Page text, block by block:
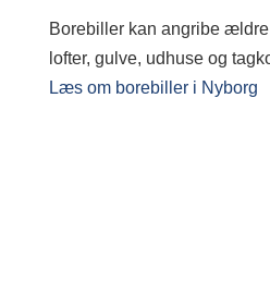
Borebiller kan angribe
lofter, gulve, udhuse og
Læs om borebiller i Nyborg